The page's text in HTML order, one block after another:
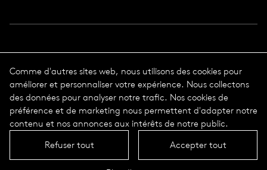
Protection des données
Impression
Conditions Générales de Vente
© 2026 Selux
Langue En haut
Comme d'autres sites web, nous utilisons des cookies pour
améliorer et personnaliser votre expérience. Nous collectons
des données pour analyser notre trafic. Nos cookies de
préférence et de marketing nous permettent d'adapter notre
contenu et nos annonces aux intérêts de notre public.
Refuser tout
Accepter tout